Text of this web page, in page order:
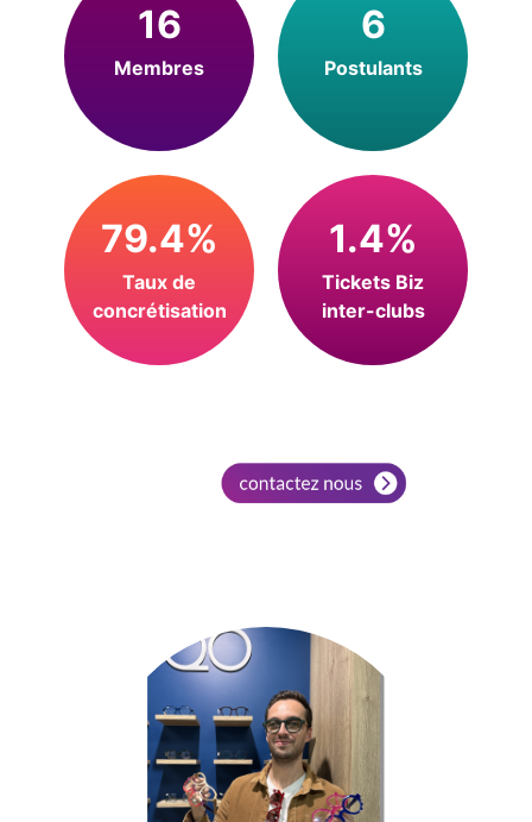
16
Membres
6
Postulants
79.4%
Taux de
concrétisation
1.4%
Tickets Biz
inter-clubs